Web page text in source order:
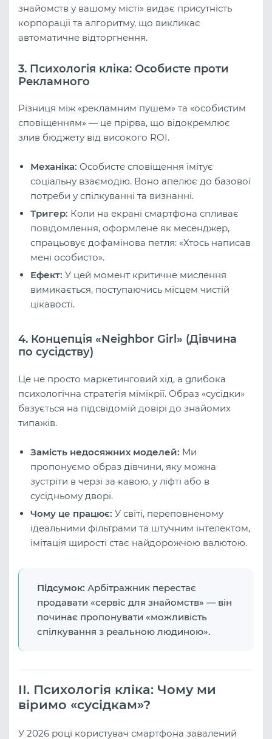
знайомств у вашому місті» видає присутність
корпорації та алгоритму, що викликає
автоматичне відторгнення.
3. Психологія кліка: Особисте проти
Рекламного
Різниця між «рекламним пушем» та «особистим
сповіщенням» — це прірва, що відокремлює
злив бюджету від високого ROI.
Механіка: Особисте сповіщення імітує
соціальну взаємодію. Воно апелює до базової
потреби у спілкуванні та визнанні.
Тригер: Коли на екрані смартфона спливає
повідомлення, оформлене як месенджер,
спрацьовує дофамінова петля: «Хтось написав
мені особисто».
Ефект: У цей момент критичне мислення
вимикається, поступаючись місцем чистій
цікавості.
4. Концепція «Neighbor Girl» (Дівчина
по сусідству)
Це не просто маркетинговий хід, а gлибока
психологічна стратегія мімікрії. Образ «сусідки»
базується на підсвідомій довірі до знайомих
типажів.
Замість недосяжних моделей: Ми
пропонуємо образ дівчини, яку можна
зустріти в черзі за кавою, у ліфті або в
сусідньому дворі.
Чому це працює: У світі, переповненому
ідеальними фільтрами та штучним інтелектом,
імітація щирості стає найдорожчою валютою.
Підсумок: Арбітражник перестає
продавати «сервіс для знайомств» — він
починає пропонувати «можливість
спілкування з реальною людиною».
II. Психологія кліка: Чому ми
віримо «сусідкам»?
У 2026 році користувач смартфона завалений